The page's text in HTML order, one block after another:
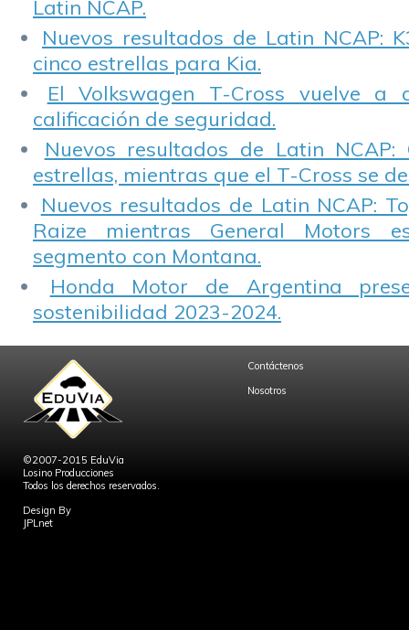
Latin NCAP.
Nuevos resultados de Latin NCAP:
cinco estrellas para Kia.
El Volkswagen T-Cross vuelve a
calificación de seguridad.
Nuevos resultados de Latin NCAP:
estrellas, mientras que el T-Cross se
Nuevos resultados de Latin NCAP:
Raize mientras General Motors
segmento con Montana.
Honda Motor de Argentina
sostenibilidad 2023-2024.
©2007-2015 EduVia
Losino Producciones
Todos los derechos reservados.
Design By
JPLnet
Contáctenos
Nosotros